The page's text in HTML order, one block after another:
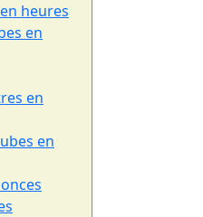
heures
en
en
en